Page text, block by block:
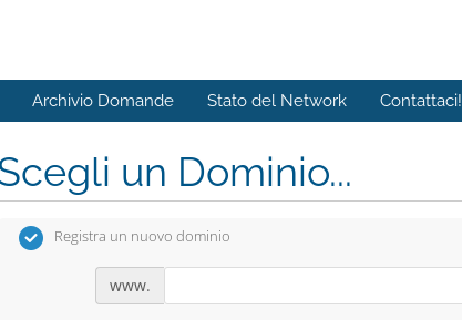
Archivio Domande Stato del Network Contattaci!
un Dominio...
Registra un nuovo dominio
www.